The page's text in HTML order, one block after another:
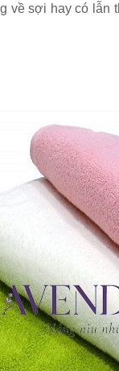
về sợi hay có lẫn